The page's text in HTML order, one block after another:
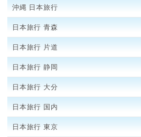
沖縄 日本旅行
日本旅行 青森
日本旅行 片道
日本旅行 静岡
日本旅行 大分
日本旅行 国内
日本旅行 東京